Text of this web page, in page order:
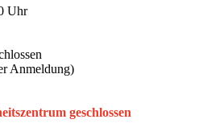
Uhr
Anmeldung)
geschlossen